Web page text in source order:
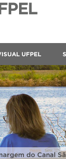
UFPEL
do Canal